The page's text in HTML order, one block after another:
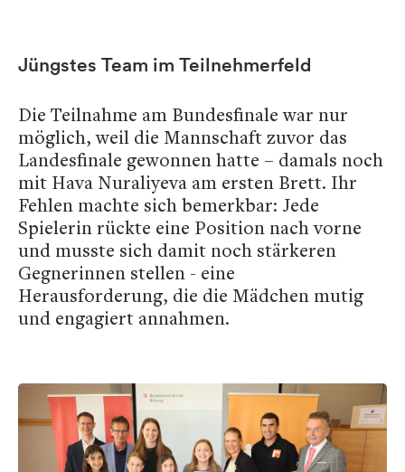
Jüngstes Team im Teilnehmerfeld
Die Teilnahme am Bundesfinale war nur
möglich, weil die Mannschaft zuvor das
Landesfinale gewonnen hatte – damals noch
mit Hava Nuraliyeva am ersten Brett. Ihr
Fehlen machte sich bemerkbar: Jede
Spielerin rückte eine Position nach vorne
und musste sich damit noch stärkeren
Gegnerinnen stellen - eine
Herausforderung, die die Mädchen mutig
und engagiert annahmen.